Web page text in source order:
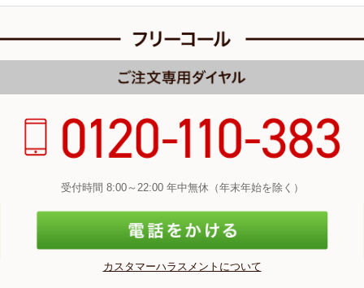
受付時間 8:00～22:00 年中無休（年末年始を除く）
カスタマーハラスメントについて